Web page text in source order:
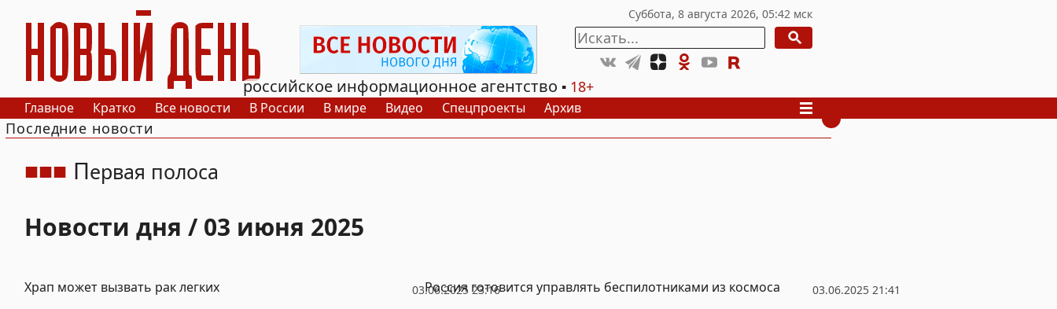
РИА Новый День
российское информационное агентство
18+
Главное Кратко Все новости В России В мире Видео Спецпроекты Архив
Последние новости
Первая полоса
Новости дня / 03 июня 2025
03.06.2025 23:16
Храп может вызвать рак легких 03.06.2025 21:41
Россия готовится управлять беспилотниками из космоса